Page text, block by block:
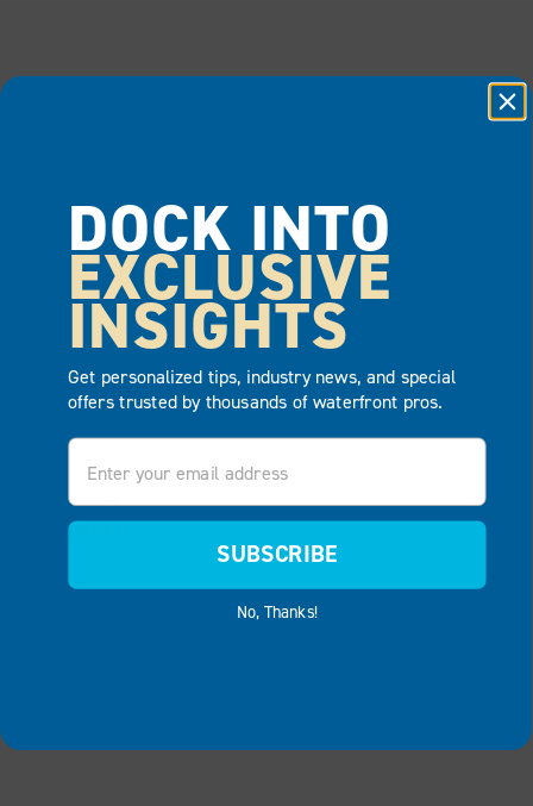
LES MER
11.28.2017
MARINAER
DOCK INTO
EXCLUSIVE
INSIGHTS
Get personalized tips, industry news, and special
offers trusted by thousands of waterfront pros.
Email
SUBSCRIBE
No, Thanks!